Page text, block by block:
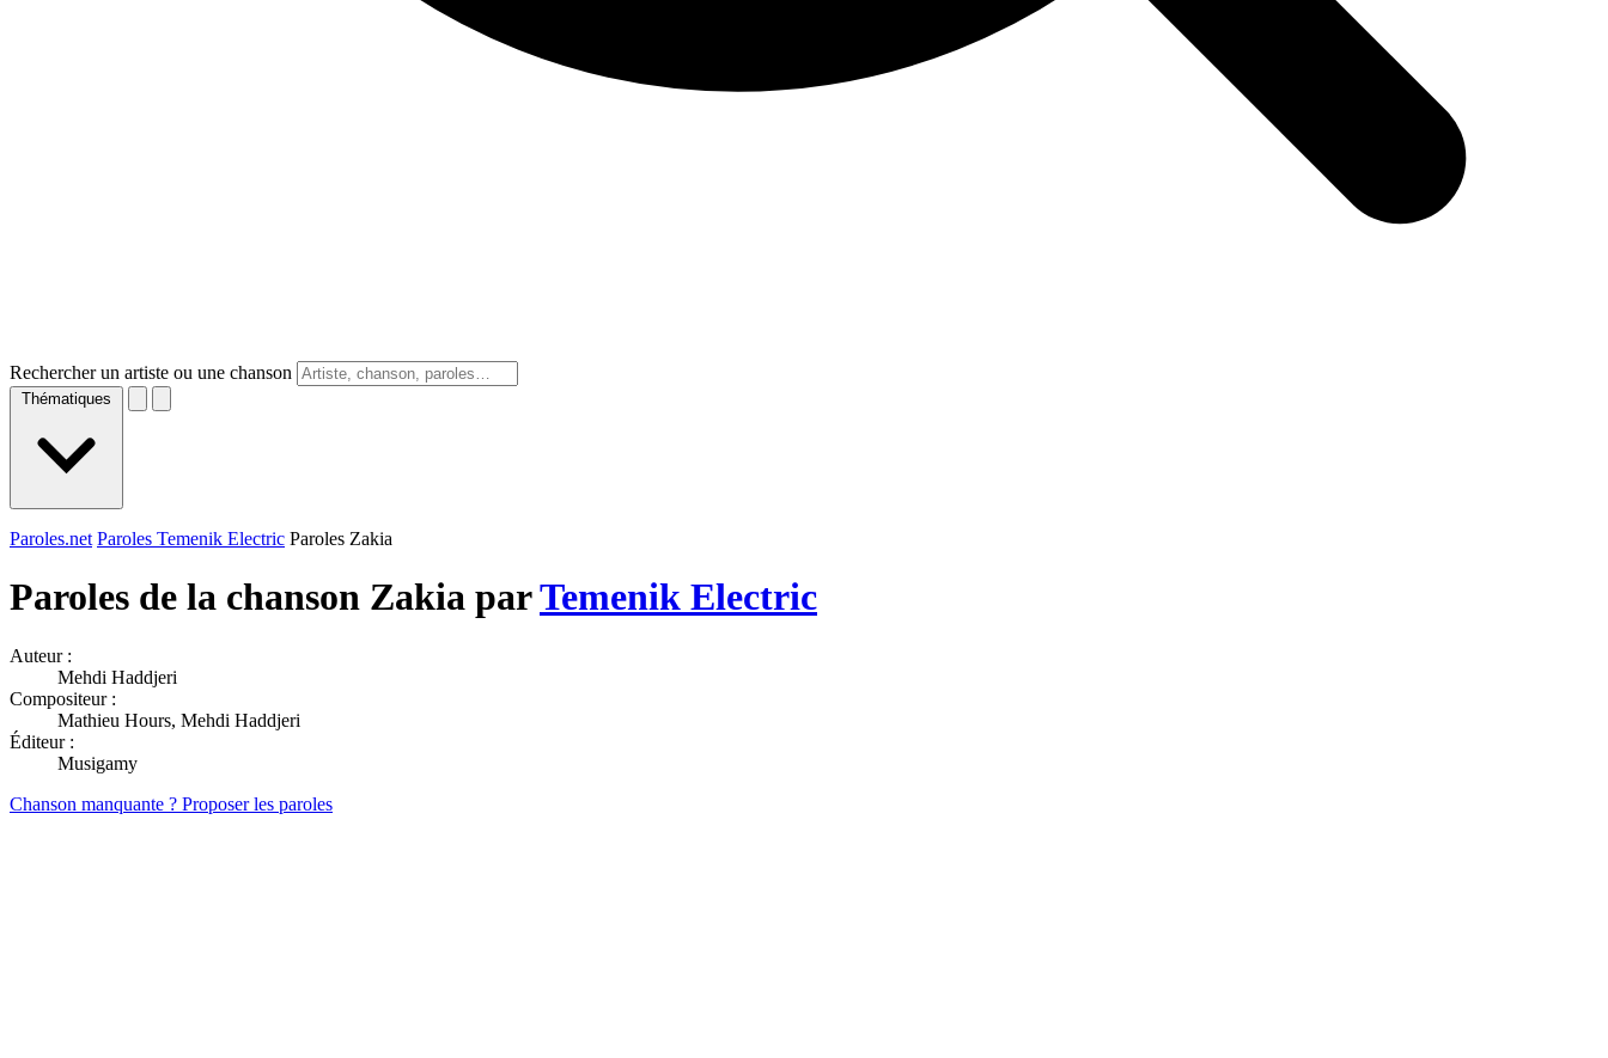
Rechercher un artiste ou une chanson
Thématiques
Paroles.net Paroles Temenik Electric Paroles Zakia
Paroles de la chanson Zakia parTemenik Electric
Auteur :
Mehdi Haddjeri
Compositeur :
Mathieu Hours, Mehdi Haddjeri
Éditeur :
Musigamy
Chanson manquante ? Proposer les paroles